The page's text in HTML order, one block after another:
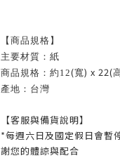
【商品規格】
主要材質：紙
商品規格：約12(寬) x 22(
產地：台灣
【客服與備貨說明】
*每週六日及國定假日會暫
謝您的體諒與配合